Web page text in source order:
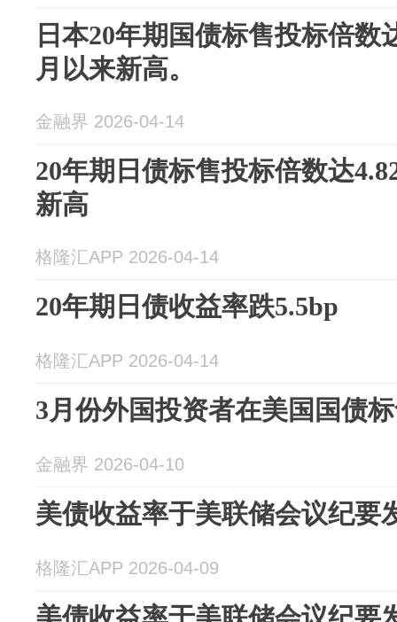
日本20年期国债标售投标倍数
月以来新高。
金融界 2026-04-14
20年期日债标售投标倍数达
新高
格隆汇APP 2026-04-14
20年期日债收益率跌5.5bp
格隆汇APP 2026-04-14
3月份外国投资者在美国国债
金融界 2026-04-10
美债收益率于美联储会议纪要
格隆汇APP 2026-04-09